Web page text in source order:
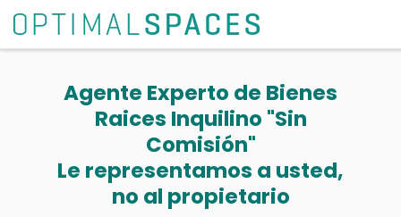
Agente Experto de Bienes
Raices Inquilino "Sin
Comisión"
Le representamos a usted,
no al propietario